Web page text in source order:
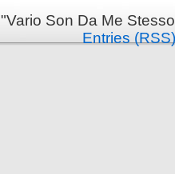
"Vario Son Da Me
Entries (RSS)